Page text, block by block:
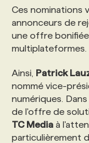
NOS
NOS
POURQUOI
NOS
NOS
FAQ
Ces nominations
annonceurs de
une offre
multiplateformes.
Ainsi, Patrick
nommé vice-
numériques.
de l'offre de
TC Media à
particulièrement